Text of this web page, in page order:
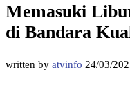
Memasuki
di Bandara
written by atvinfo 24/03/